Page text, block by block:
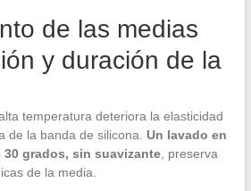
de las medias
y duración de la
temperatura deteriora la elasticidad
de la banda de silicona. Un lavado en
grados, sin suavizante, preserva
de la media.